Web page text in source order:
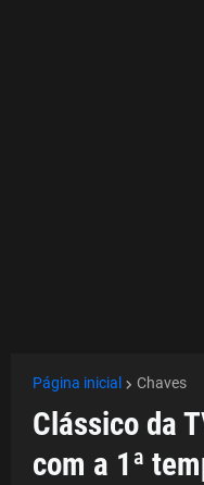
Página inicial Chaves
Clássico da
com a 1ª